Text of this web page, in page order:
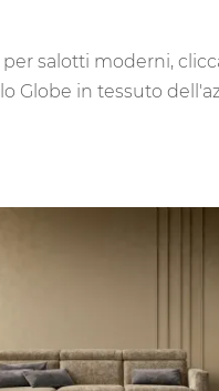
per salotti moderni,
Globe in tessuto